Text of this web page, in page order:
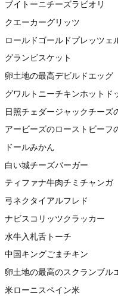
ブイトーニチーズラビオリ
クエーカーグリッツ
ロールドゴールドプレッツェ
グランビスケット
卵土地の最高デビルドエッグ
グワルトニーチキンホットド
日照チェダージャックチーズ
アービーズのローストビーフ
ドールみかん
白い城チーズバーガー
ティファナ牛肉チミチャンガ
弓ネクタイアルフレド
ナビスコリッツクラッカー
水牛入札舌トーチ
中国キングごまチキン
卵土地の最高のスクランブル
米ローニスペイン米